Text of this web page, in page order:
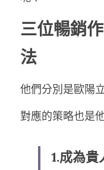
三位暢銷
法
他們分別是歐陽
對應的策略也是
1.成為貴